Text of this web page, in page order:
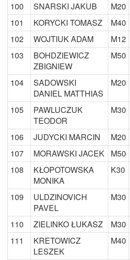
100
SNARSKI JAKUB M20
101
KORYCKI TOMASZ M40
102
WOJTIUK ADAM M12
103
BOHDZIEWICZ
ZBIGNIEW
M50
104
SADOWSKI
DANIEL MATTHIAS
M20
105
PAWLUCZUK
TEODOR
M30
106 JUDYCKI MARCIN M20
107
MORAWSKI JACEK M50
108
KŁOPOTOWSKA
MONIKA
K30
109
ULDZINOVICH
PAVEL
M30
110 ZIELINKO ŁUKASZ M30
111
KRETOWICZ
LESZEK
M40